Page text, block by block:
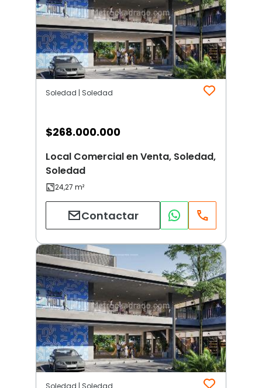
Soledad | Soledad
$268.000.000
Local Comercial en Venta, Soledad,
Soledad
Contactar
Soledad | Soledad